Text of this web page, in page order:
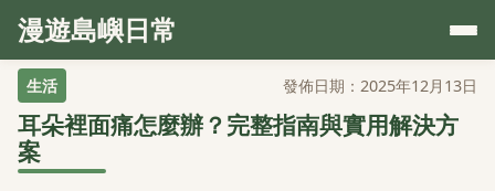
漫遊島嶼日常
生活 發佈日期：2025年12月13日
耳朵裡面痛怎麼辦？完整指南與實用解決方
案